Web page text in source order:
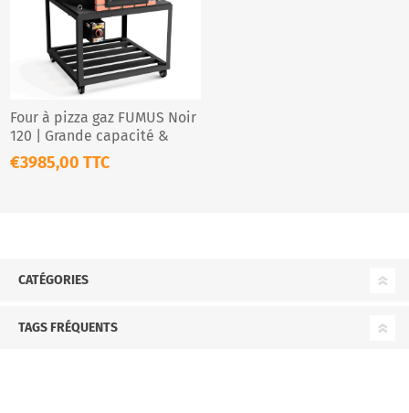
Four à pizza gaz FUMUS Noir
120 | Grande capacité &
design professionnel
€3985,00 TTC
CATÉGORIES
TAGS FRÉQUENTS